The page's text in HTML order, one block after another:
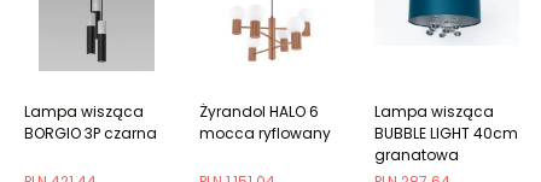
Lampa wisząca
BORGIO 3P czarna
Żyrandol HALO 6
mocca ryflowany
Lampa wisząca
BUBBLE LIGHT 40cm
granatowa